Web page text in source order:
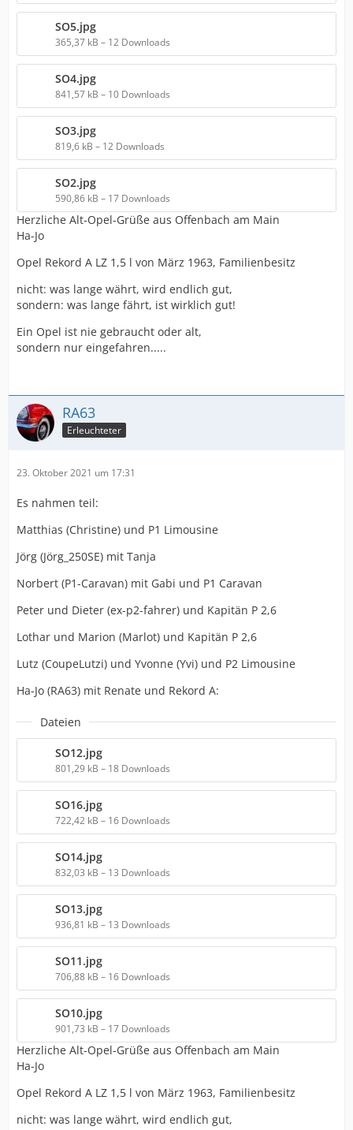
SO5.jpg
365,37 kB – 12 Downloads
SO4.jpg
841,57 kB – 10 Downloads
SO3.jpg
819,6 kB – 12 Downloads
SO2.jpg
590,86 kB – 17 Downloads
Herzliche Alt-Opel-Grüße aus Offenbach am Main
Ha-Jo
Opel Rekord A LZ 1,5 l von März 1963, Familienbesitz
nicht: was lange währt, wird endlich gut,
sondern: was lange fährt, ist wirklich gut!
Ein Opel ist nie gebraucht oder alt,
sondern nur eingefahren.....
RA63
Erleuchteter
23. Oktober 2021 um 17:31
Es nahmen teil:
Matthias (Christine) und P1 Limousine
Jörg (Jörg_250SE) mit Tanja
Norbert (P1-Caravan) mit Gabi und P1 Caravan
Peter und Dieter (ex-p2-fahrer) und Kapitän P 2,6
Lothar und Marion (Marlot) und Kapitän P 2,6
Lutz (CoupeLutzi) und Yvonne (Yvi) und P2 Limousine
Ha-Jo (RA63) mit Renate und Rekord A:
Dateien
SO12.jpg
801,29 kB – 18 Downloads
SO16.jpg
722,42 kB – 16 Downloads
SO14.jpg
832,03 kB – 13 Downloads
SO13.jpg
936,81 kB – 13 Downloads
SO11.jpg
706,88 kB – 16 Downloads
SO10.jpg
901,73 kB – 17 Downloads
Herzliche Alt-Opel-Grüße aus Offenbach am Main
Ha-Jo
Opel Rekord A LZ 1,5 l von März 1963, Familienbesitz
nicht: was lange währt, wird endlich gut,